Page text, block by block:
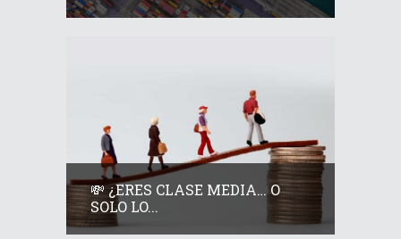
💸 ¿ERES CLASE MEDIA… O
SOLO LO...